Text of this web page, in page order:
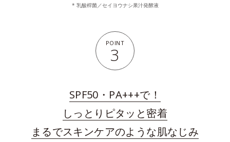
* 乳酸桿菌／セイヨウナシ果汁発酵液
POINT
3
SPF50・PA+++で！
しっとりピタッと密着
まるでスキンケアのような肌なじみ